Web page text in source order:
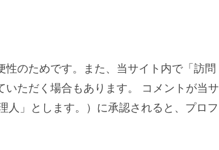
のためです。また、当サイト内で「訪問
ただく場合もあります。 コメントが当サ
人」とします。）に承認されると、プロフ